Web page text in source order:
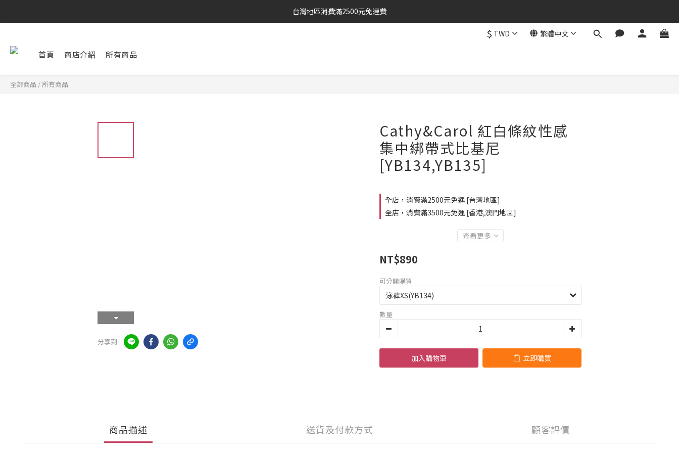
台灣地區消費滿2500元免運費
$ TWD 繁體中文
首頁 商店介紹 所有商品
全部商品 / 所有商品
分享到
Cathy&Carol 紅白條紋性感
集中綁帶式比基尼
[YB134,YB135]
全店，消費滿2500元免運 [台灣地區]
全店，消費滿3500元免運 [香港,澳門地區]
查看更多
NT$890
可分開購買
數量
加入購物車 立即購買
商品描述 送貨及付款方式 顧客評價